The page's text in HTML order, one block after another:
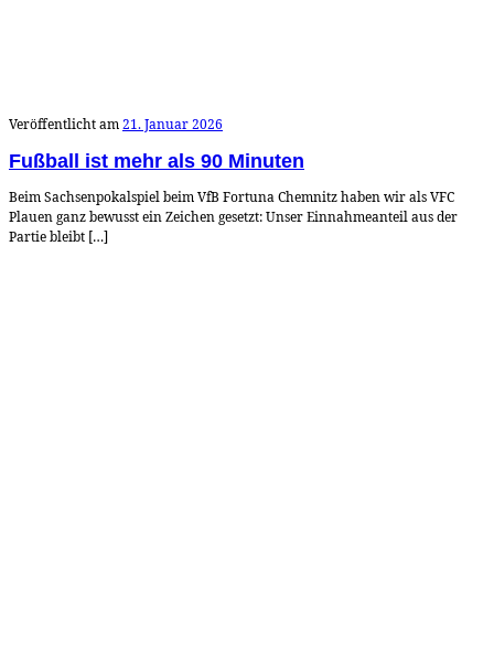
Veröffentlicht am21. Januar 2026
Fußball ist mehr als 90 Minuten
Beim Sachsenpokalspiel beim VfB Fortuna Chemnitz haben wir als VFC
Plauen ganz bewusst ein Zeichen gesetzt: Unser Einnahmeanteil aus der
Partie bleibt […]